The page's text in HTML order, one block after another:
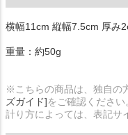
横幅11cm 縦幅7.5cm 厚み
重量：約50g
※こちらの商品は、独自の
ズガイド]をご確認ください
計り方によっては、表記サ